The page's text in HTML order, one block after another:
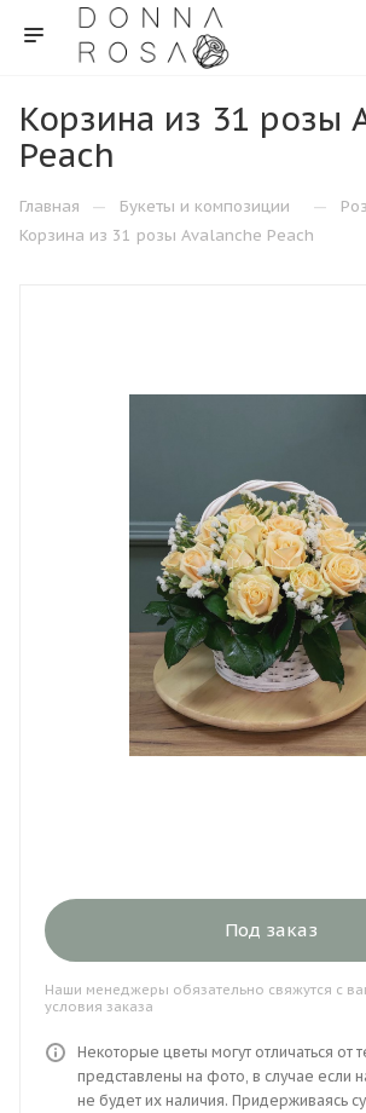
Корзина из 31 розы
Peach
Главная — Букеты и композиции —
Корзина из 31 розы Avalanche Peach
Под заказ
Наши менеджеры обязательно свяжутся с
условия заказа
Некоторые цветы могут отличаться от
представлены на фото, в случае если
не будет их наличия. Придерживаясь